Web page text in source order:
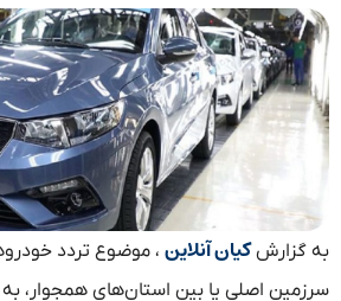
کیان آنلاین، موضوع تردد خودروهای
یا بین استان‌های همجوار، به یکی از